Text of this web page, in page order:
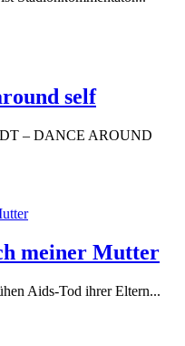
self
– DANCE AROUND
meiner Mutter
Aids-Tod ihrer Eltern...